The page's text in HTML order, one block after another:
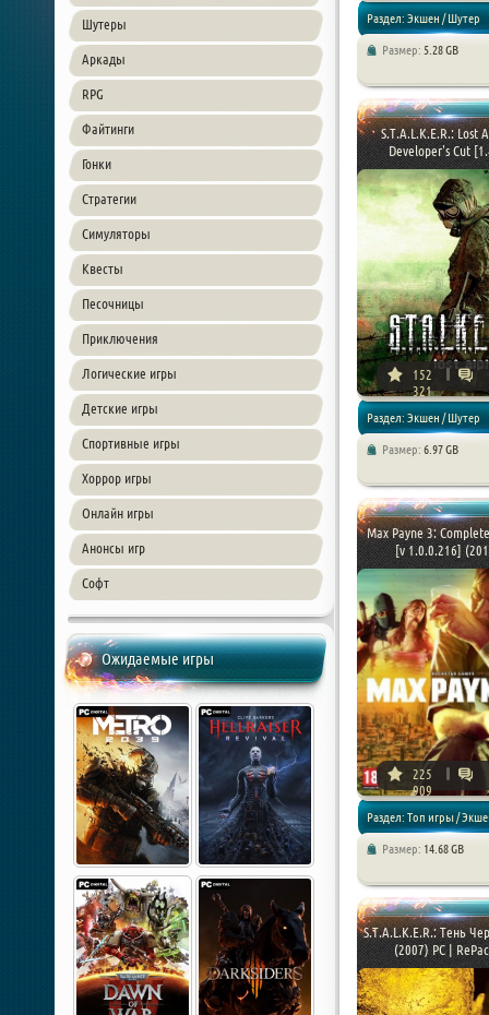
Шутеры
Аркады
RPG
Файтинги
Гонки
Стратегии
Симуляторы
Квесты
Песочницы
Приключения
Логические игры
Детские игры
Спортивные игры
Хоррор игры
Онлайн игры
Анонсы игр
Софт
Ожидаемые игры
Раздел: Экшен / Шутер
Размер: 5.28 GB
S.T.A.L.K.E.R.: Lost
Developer's Cut
152
321
Раздел: Экшен / Шутер
Размер: 6.97 GB
Max Payne 3:
[v 1.0.0.216]
225
909
Раздел: Топ игры /
Размер: 14.68 GB
S.T.A.L.K.E.R.: Тень
(2007) PC |